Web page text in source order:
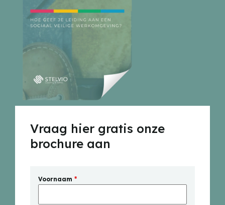
Vraag hier gratis onze
brochure aan
Voornaam *